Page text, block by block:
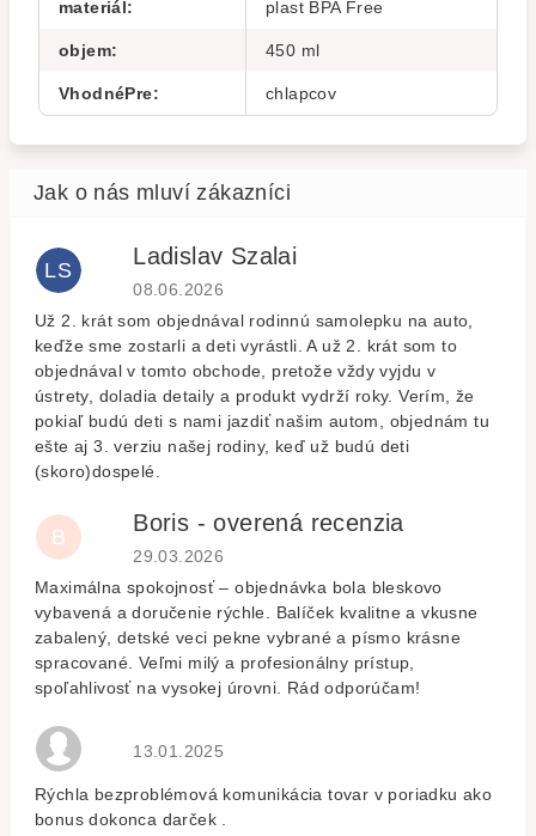
materiál: plast BPA Free
objem: 450 ml
VhodnéPre: chlapcov
LS
Ladislav Szalai
Hodnocení obchodu je 5 z 5 hvězdiček.
08.06.2026
Už 2. krát som objednával rodinnú samolepku na auto,
keďže sme zostarli a deti vyrástli. A už 2. krát som to
objednával v tomto obchode, pretože vždy vyjdu v
ústrety, doladia detaily a produkt vydrží roky. Verím, že
pokiaľ budú deti s nami jazdiť našim autom, objednám tu
ešte aj 3. verziu našej rodiny, keď už budú deti
(skoro)dospelé.
B
Boris - overená recenzia
Hodnocení obchodu je 5 z 5 hvězdiček.
29.03.2026
Maximálna spokojnosť – objednávka bola bleskovo
vybavená a doručenie rýchle. Balíček kvalitne a vkusne
zabalený, detské veci pekne vybrané a písmo krásne
spracované. Veľmi milý a profesionálny prístup,
spoľahlivosť na vysokej úrovni. Rád odporúčam!
Hodnocení obchodu je 5 z 5 hvězdiček.
13.01.2025
Rýchla bezproblémová komunikácia tovar v poriadku ako
bonus dokonca darček .